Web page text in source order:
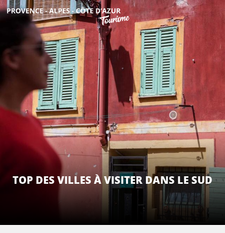
Aller
au
contenu
principal
DÉCOUVRIR
QUE FAIRE ?
SÉJOURNER
ESPACE PRO
TOP DES VILLES À VISITER DANS LE SUD